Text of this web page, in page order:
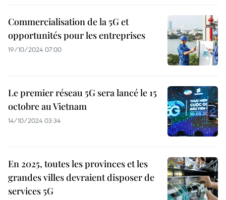
Commercialisation de la 5G et
opportunités pour les entreprises
19/10/2024 07:00
Le premier réseau 5G sera lancé le 15
octobre au Vietnam
14/10/2024 03:34
En 2025, toutes les provinces et les
grandes villes devraient disposer de
services 5G